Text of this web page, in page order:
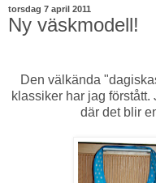
torsdag 7 april 2011
Ny väskmodell!
Den välkända
klassiker har jag förstått.
där det blir